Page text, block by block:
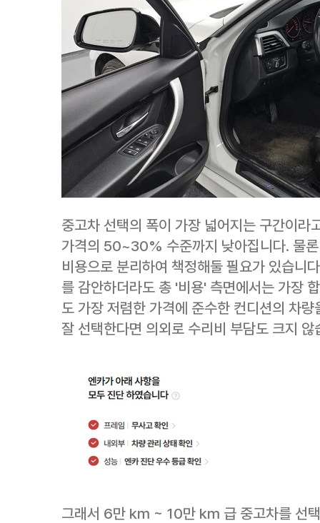
중고차 선택의 폭이 가장 넓어지는 구간이라
가격의 50~30% 수준까지 낮아집니다. 물
비용으로 분리하여 책정해둘 필요가 있습니
를 감안하더라도 총 '비용' 측면에서는 가장
도 가장 저렴한 가격에 준수한 컨디션의 차
잘 선택한다면 의외로 수리비 부담도 크지 않
그래서 6만 km ~ 10만 km 급 중고차를 선